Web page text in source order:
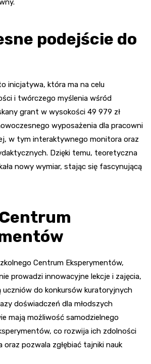
podejście do
inicjatywa, która ma na celu
i twórczego myślenia wśród
grant w wysokości 49 979 zł
wyposażenia dla pracowni
w tym interaktywnego monitora oraz
Dzięki temu, teoretyczna
nowy wymiar, stając się fascynującą
Centrum Eksperymentów,
prowadzi innowacyjne lekcje i zajęcia,
do konkursów kuratoryjnych
doświadczeń dla młodszych
mają możliwość samodzielnego
co rozwija ich zdolności
oraz pozwala zgłębiać tajniki nauk